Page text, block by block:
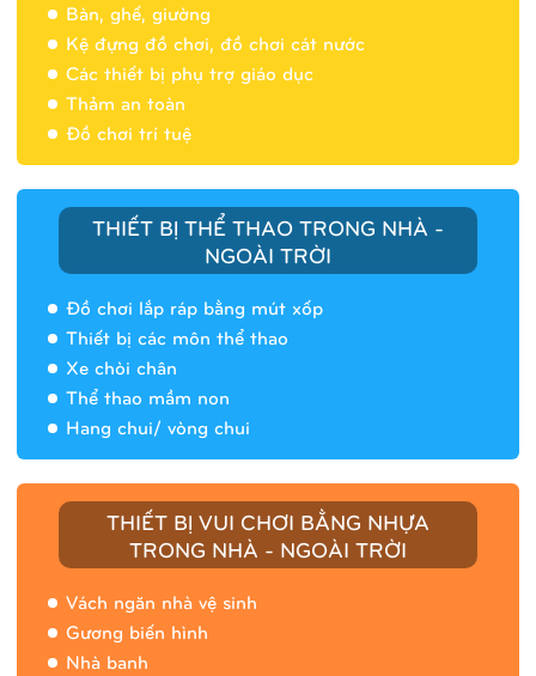
Bàn, ghế, giường
Kệ đựng đồ chơi, đồ chơi cát nước
Các thiết bị phụ trợ giáo dục
Thảm an toàn
Đồ chơi trí tuệ
THIẾT BỊ THỂ THAO TRONG NHÀ -
NGOÀI TRỜI
Đồ chơi lắp ráp bằng mút xốp
Thiết bị các môn thể thao
Xe chòi chân
Thể thao mầm non
Hang chui/ vòng chui
THIẾT BỊ VUI CHƠI BẰNG NHỰA
TRONG NHÀ - NGOÀI TRỜI
Vách ngăn nhà vệ sinh
Gương biến hình
Nhà banh
Nhà banh 9H5404
Nhà banh 9H5408